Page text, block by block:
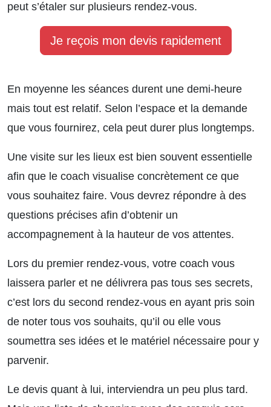
peut s’étaler sur plusieurs rendez-vous.
Je reçois mon devis rapidement
En moyenne les séances durent une demi-heure
mais tout est relatif. Selon l’espace et la demande
que vous fournirez, cela peut durer plus longtemps.
Une visite sur les lieux est bien souvent essentielle
afin que le coach visualise concrètement ce que
vous souhaitez faire. Vous devrez répondre à des
questions précises afin d’obtenir un
accompagnement à la hauteur de vos attentes.
Lors du premier rendez-vous, votre coach vous
laissera parler et ne délivrera pas tous ses secrets,
c’est lors du second rendez-vous en ayant pris soin
de noter tous vos souhaits, qu’il ou elle vous
soumettra ses idées et le matériel nécessaire pour y
parvenir.
Le devis quant à lui, interviendra un peu plus tard.